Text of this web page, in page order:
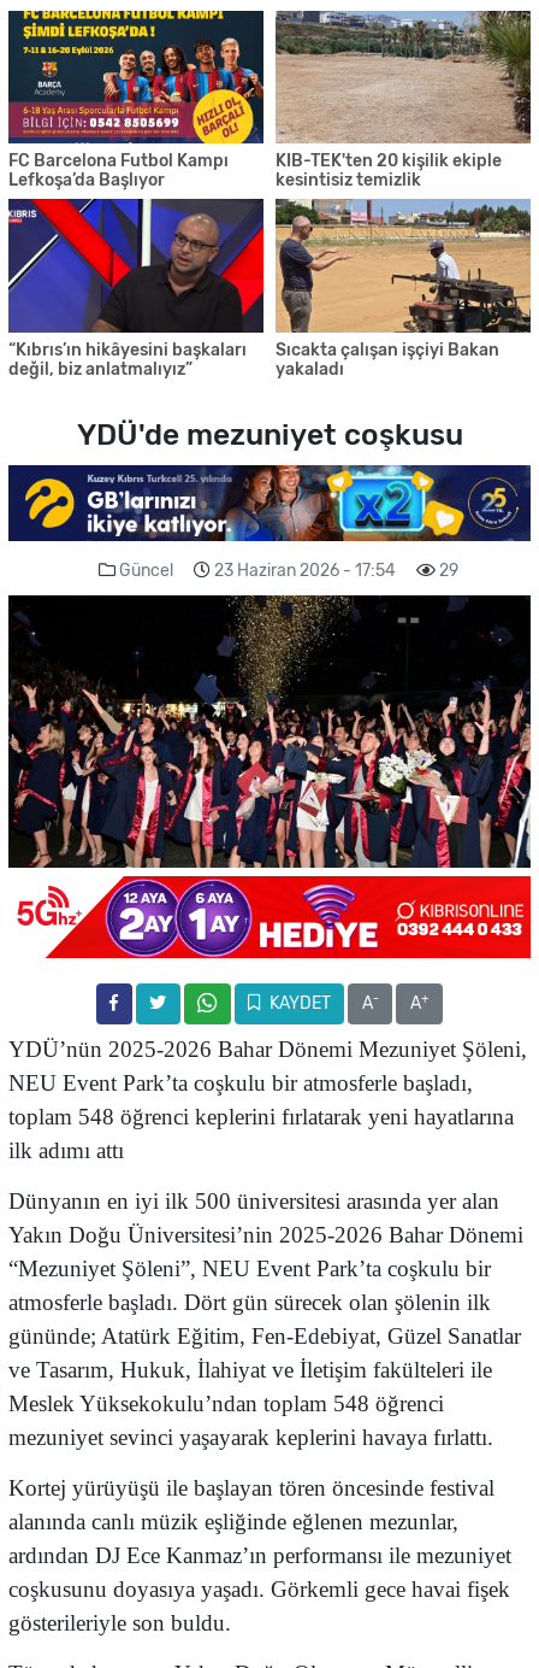
FC Barcelona Futbol Kampı
Lefkoşa’da Başlıyor
KIB-TEK'ten 20 kişilik ekiple
kesintisiz temizlik
“Kıbrıs’ın hikâyesini başkaları
değil, biz anlatmalıyız”
Sıcakta çalışan işçiyi Bakan
yakaladı
YDÜ'de mezuniyet coşkusu
Güncel 23 Haziran 2026 - 17:54 29
KAYDET A- A+
YDÜ’nün 2025-2026 Bahar Dönemi Mezuniyet Şöleni,
NEU Event Park’ta coşkulu bir atmosferle başladı,
toplam 548 öğrenci keplerini fırlatarak yeni hayatlarına
ilk adımı attı
Dünyanın en iyi ilk 500 üniversitesi arasında yer alan
Yakın Doğu Üniversitesi’nin 2025-2026 Bahar Dönemi
“Mezuniyet Şöleni”, NEU Event Park’ta coşkulu bir
atmosferle başladı. Dört gün sürecek olan şölenin ilk
gününde; Atatürk Eğitim, Fen-Edebiyat, Güzel Sanatlar
ve Tasarım, Hukuk, İlahiyat ve İletişim fakülteleri ile
Meslek Yüksekokulu’ndan toplam 548 öğrenci
mezuniyet sevinci yaşayarak keplerini havaya fırlattı.
Kortej yürüyüşü ile başlayan tören öncesinde festival
alanında canlı müzik eşliğinde eğlenen mezunlar,
ardından DJ Ece Kanmaz’ın performansı ile mezuniyet
coşkusunu doyasıya yaşadı. Görkemli gece havai fişek
gösterileriyle son buldu.